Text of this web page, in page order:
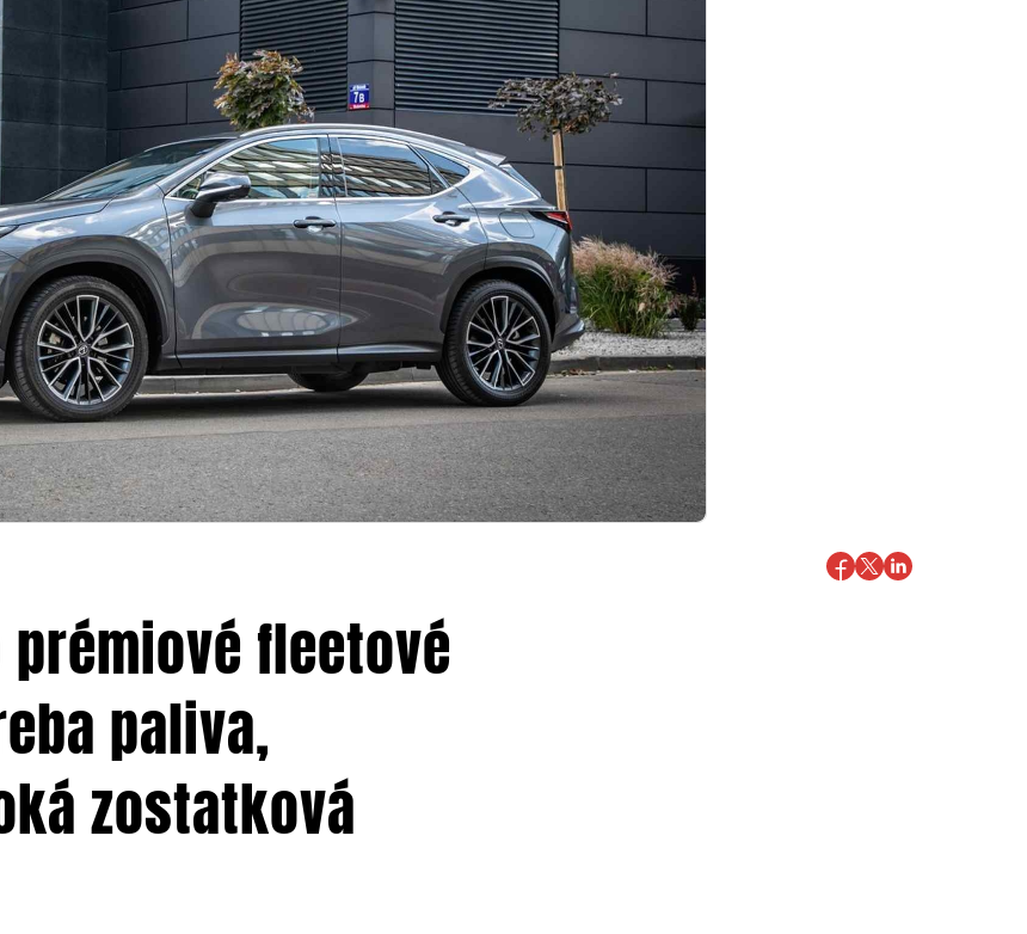
fleetové
paliva,
zostatková